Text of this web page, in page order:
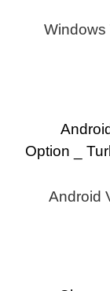
Android